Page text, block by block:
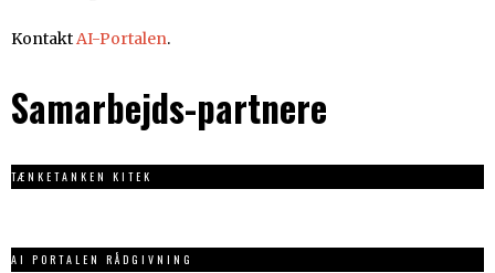
KontaktAI-Portalen.
Samarbejds-partnere
TÆNKETANKEN KITEK
AI PORTALEN RÅDGIVNING